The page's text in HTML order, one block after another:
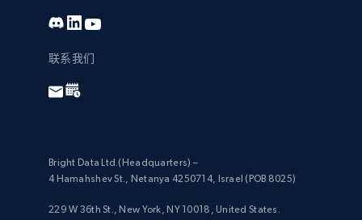
联系我们
Bright Data Ltd.(Headquarters) –
4 Hamahshev St., Netanya 4250714, Israel (POB 8025)
229 W 36th St., New York, NY 10018, United States.